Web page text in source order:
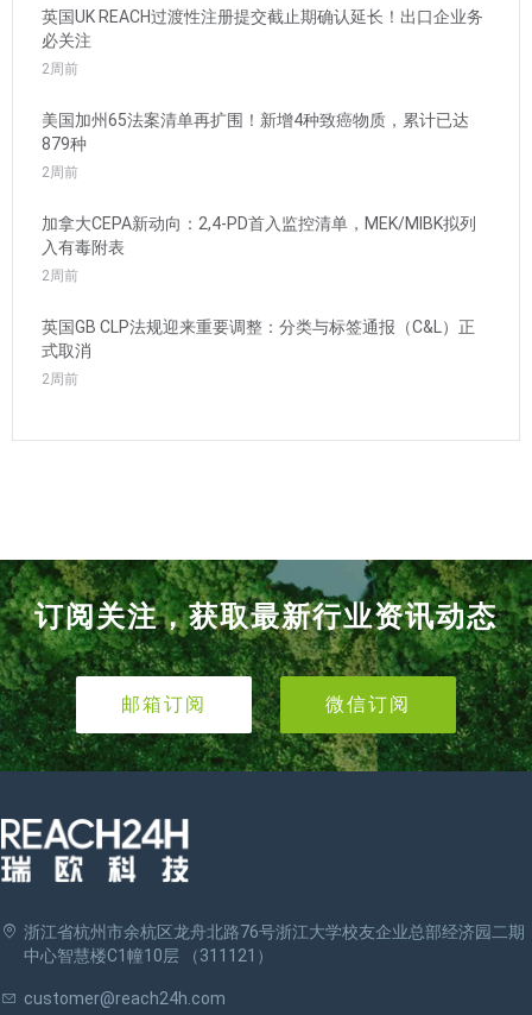
英国UK REACH过渡性注册提交截止期确认延长！出口企业务
必关注
2周前
美国加州65法案清单再扩围！新增4种致癌物质，累计已达
879种
2周前
加拿大CEPA新动向：2,4-PD首入监控清单，MEK/MIBK拟列
入有毒附表
2周前
英国GB CLP法规迎来重要调整：分类与标签通报（C&L）正
式取消
2周前
订阅关注，获取最新行业资讯动态
邮箱订阅 微信订阅
浙江省杭州市余杭区龙舟北路76号浙江大学校友企业总部经济园二期
中心智慧楼C1幢10层 （311121）
customer@reach24h.com